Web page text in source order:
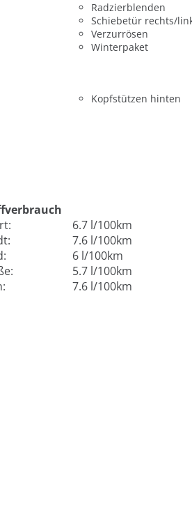
Radzierblenden
Schiebetür rechts/
Verzurrösen
Winterpaket
Kopfstützen hinten
6.7 l/100km
7.6 l/100km
6 l/100km
5.7 l/100km
7.6 l/100km